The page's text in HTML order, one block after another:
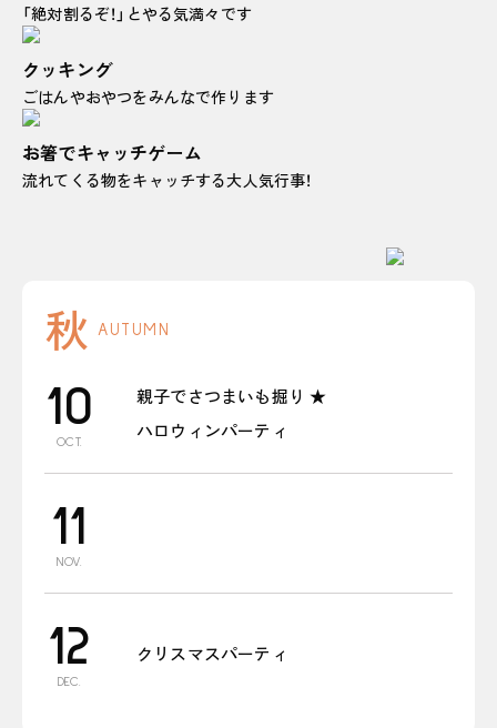
「絶対割るぞ！」とやる気満々です
クッキング
ごはんやおやつをみんなで作ります
お箸でキャッチゲーム
流れてくる物をキャッチする大人気行事！
秋 AUTUMN
10
OCT.
親子でさつまいも掘り ★
ハロウィンパーティ
11
NOV.
12
DEC.
クリスマスパーティ